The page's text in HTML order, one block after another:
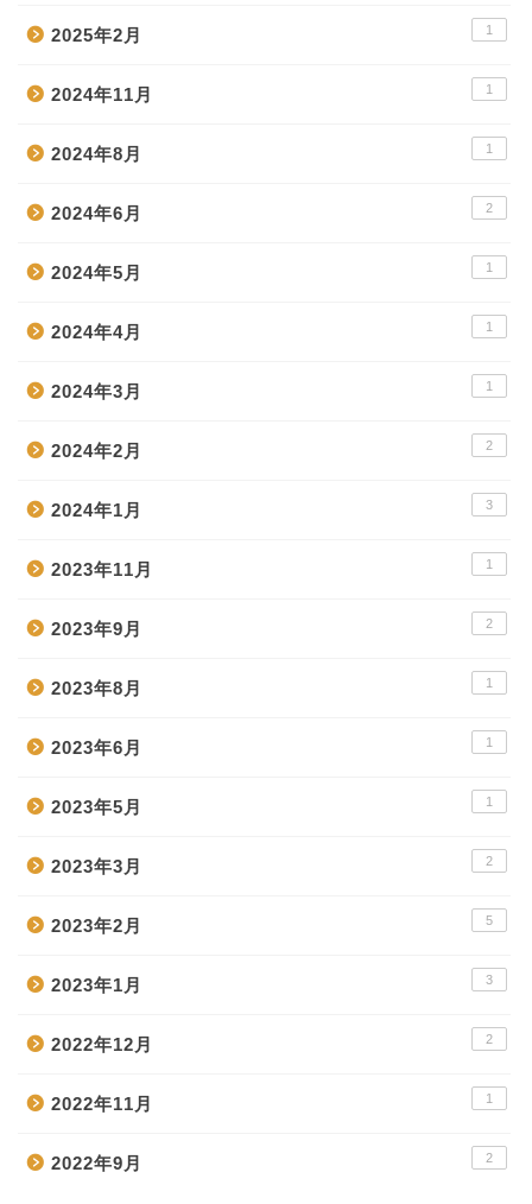
2025年2月 1
2024年11月 1
2024年8月 1
2024年6月 2
2024年5月 1
2024年4月 1
2024年3月 1
2024年2月 2
2024年1月 3
2023年11月 1
2023年9月 2
2023年8月 1
2023年6月 1
2023年5月 1
2023年3月 2
2023年2月 5
2023年1月 3
2022年12月 2
2022年11月 1
2022年9月 2